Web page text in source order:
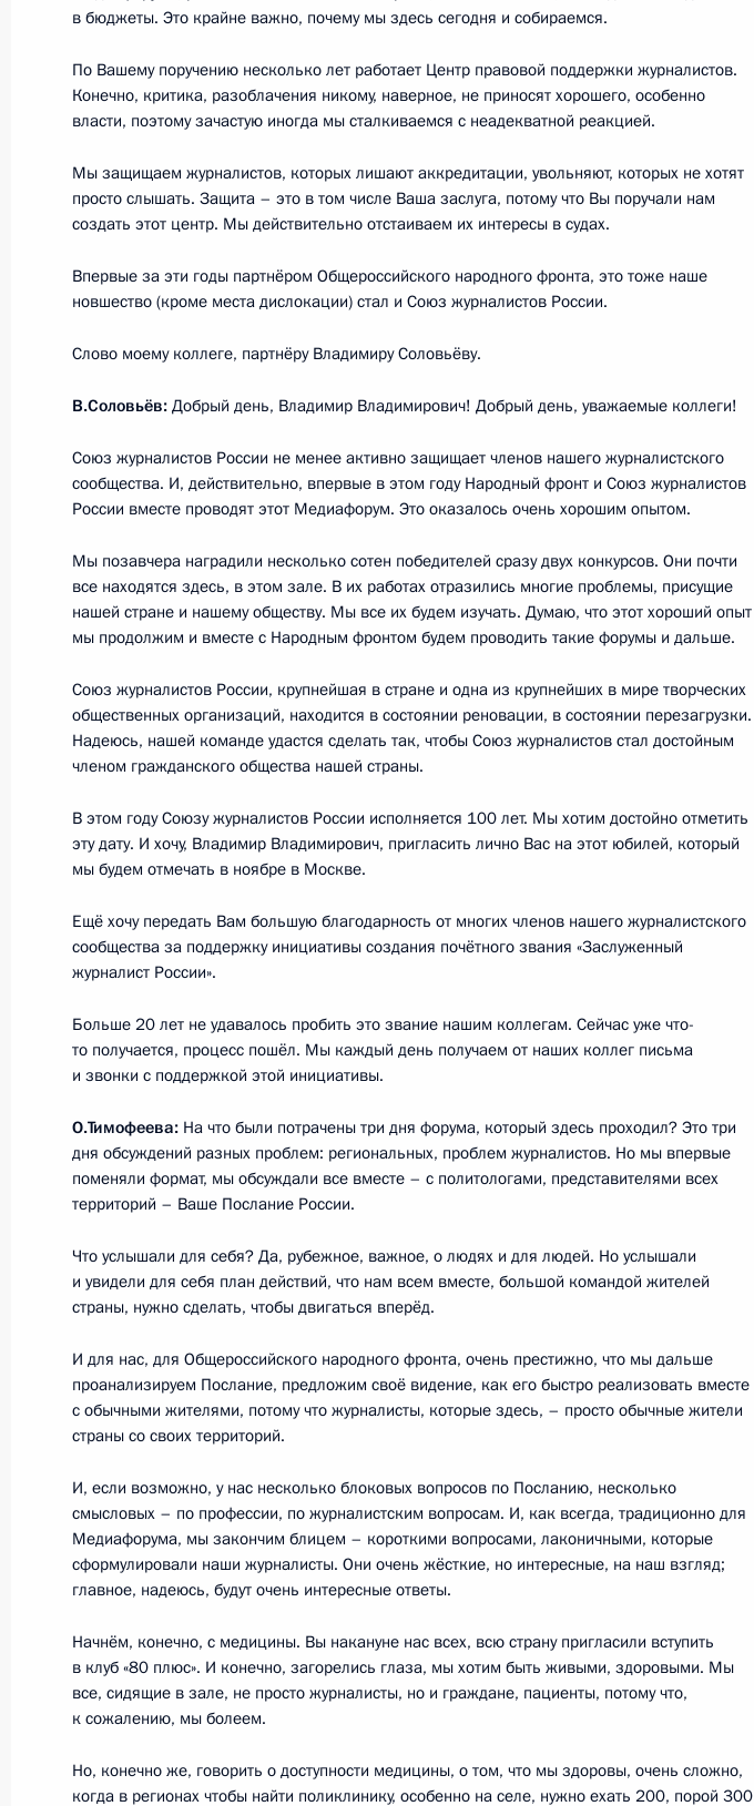
Военно-практическая конференция по итогам спецоперации
в Сирии
30 января 2018 года, 18:00 Москва
25 декабря 2017 года, понедельник
25 декабря 2017 года, 20:10 Москва, Кремль
23 декабря 2017 года, 14:20 Москва
19 декабря 2017 года, вторник
Встреча с руководителями органов безопасности и спецслужб
19 декабря 2017 года, 16:00 Москва, Кремль
Встреча с российскими и сирийскими военными на авиабазе
Хмеймим
11 декабря 2017 года, 13:20
Владимир Путин посетил авиабазу Хмеймим в Сирии
11 декабря 2017 года, 13:00 Сирия
21 ноября 2017 года, вторник
Президент Сирии Башар Асад посетил Россию с рабочим
21 ноября 2017 года, 08:00 Сочи
11 ноября 2017 года, суббота
Во Вьетнаме завершился саммит АТЭС
26 октября 2017 года, четверг
Заседание Совета Безопасности
26 октября 2017 года, 14:30 Москва, Кремль
командные должности
в бюджеты. Это крайне важно, почему мы здесь сегодня и собираемся.
По Вашему поручению несколько лет работает Центр правовой поддержки журналистов.
Конечно, критика, разоблачения никому, наверное, не приносят хорошего, особенно
власти, поэтому зачастую иногда мы сталкиваемся с неадекватной реакцией.
Мы защищаем журналистов, которых лишают аккредитации, увольняют, которых не хотят
просто слышать. Защита – это в том числе Ваша заслуга, потому что Вы поручали нам
создать этот центр. Мы действительно отстаиваем их интересы в судах.
Впервые за эти годы партнёром Общероссийского народного фронта, это тоже наше
новшество (кроме места дислокации) стал и Союз журналистов России.
Слово моему коллеге, партнёру Владимиру Соловьёву.
В.Соловьёв: Добрый день, Владимир Владимирович! Добрый день, уважаемые коллеги!
Союз журналистов России не менее активно защищает членов нашего журналистского
сообщества. И, действительно, впервые в этом году Народный фронт и Союз журналистов
России вместе проводят этот Медиафорум. Это оказалось очень хорошим опытом.
Мы позавчера наградили несколько сотен победителей сразу двух конкурсов. Они почти
все находятся здесь, в этом зале. В их работах отразились многие проблемы, присущие
нашей стране и нашему обществу. Мы все их будем изучать. Думаю, что этот хороший опыт
мы продолжим и вместе с Народным фронтом будем проводить такие форумы и дальше.
Союз журналистов России, крупнейшая в стране и одна из крупнейших в мире творческих
общественных организаций, находится в состоянии реновации, в состоянии перезагрузки.
Надеюсь, нашей команде удастся сделать так, чтобы Союз журналистов стал достойным
членом гражданского общества нашей страны.
В этом году Союзу журналистов России исполняется 100 лет. Мы хотим достойно отметить
эту дату. И хочу, Владимир Владимирович, пригласить лично Вас на этот юбилей, который
мы будем отмечать в ноябре в Москве.
Ещё хочу передать Вам большую благодарность от многих членов нашего журналистского
сообщества за поддержку инициативы создания почётного звания «Заслуженный
журналист России».
Больше 20 лет не удавалось пробить это звание нашим коллегам. Сейчас уже что-
то получается, процесс пошёл. Мы каждый день получаем от наших коллег письма
и звонки с поддержкой этой инициативы.
О.Тимофеева: На что были потрачены три дня форума, который здесь проходил? Это три
дня обсуждений разных проблем: региональных, проблем журналистов. Но мы впервые
поменяли формат, мы обсуждали все вместе – с политологами, представителями всех
территорий – Ваше Послание России.
Что услышали для себя? Да, рубежное, важное, о людях и для людей. Но услышали
и увидели для себя план действий, что нам всем вместе, большой командой жителей
страны, нужно сделать, чтобы двигаться вперёд.
И для нас, для Общероссийского народного фронта, очень престижно, что мы дальше
проанализируем Послание, предложим своё видение, как его быстро реализовать вместе
с обычными жителями, потому что журналисты, которые здесь, – просто обычные жители
страны со своих территорий.
И, если возможно, у нас несколько блоковых вопросов по Посланию, несколько
смысловых – по профессии, по журналистским вопросам. И, как всегда, традиционно для
Медиафорума, мы закончим блицем – короткими вопросами, лаконичными, которые
сформулировали наши журналисты. Они очень жёсткие, но интересные, на наш взгляд;
главное, надеюсь, будут очень интересные ответы.
Начнём, конечно, с медицины. Вы накануне нас всех, всю страну пригласили вступить
в клуб «80 плюс». И конечно, загорелись глаза, мы хотим быть живыми, здоровыми. Мы
все, сидящие в зале, не просто журналисты, но и граждане, пациенты, потому что,
к сожалению, мы болеем.
Но, конечно же, говорить о доступности медицины, о том, что мы здоровы, очень сложно,
когда в регионах чтобы найти поликлинику, особенно на селе, нужно ехать 200, порой 300